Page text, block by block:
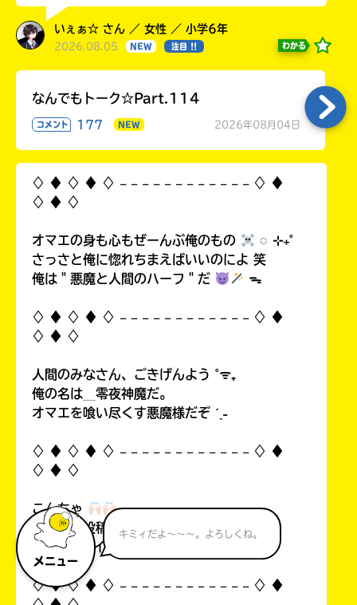
メニュー
キミィだよ～～～。よろしくね。
いぇぁ☆ さん ／ 女性 ／ 小学6年
2026.08.05 NEW 注目 !! わかる
なんでもトーク☆Part.114
コメント 177 NEW 2026年08月04日
♢ ♦︎ ♢ ♦︎ ♢ 𓐄 𓐄 𓐄 𓐄 𓐄 𓐄 𓐄 𓐄 𓐄 𓐄 𓐄 𓐄 ♢ ♦︎
♢ ♦︎ ♢
オマエの身も心もぜーんぶ俺のもの
◌ ⊹₊˚
さっさと俺に惚れちまえばいいのによ 笑
俺は＂悪魔と人間のハーフ＂だ
ᯓ
♢ ♦︎ ♢ ♦︎ ♢ 𓐄 𓐄 𓐄 𓐄 𓐄 𓐄 𓐄 𓐄 𓐄 𓐄 𓐄 𓐄 ♢ ♦︎
♢ ♦︎ ♢
人間のみなさん、ごきげんよう ˚ᯤ₊
俺の名は＿零夜神魔だ。
オマエを喰い尽くす悪魔様だぞ ˊˎ˗
♢ ♦︎ ♢ ♦︎ ♢ 𓐄 𓐄 𓐄 𓐄 𓐄 𓐄 𓐄 𓐄 𓐄 𓐄 𓐄 𓐄 ♢ ♦︎
♢ ♦︎ ♢
こんちゃ
自分の初投稿を見て俺思ったんすよ…！
中1なのにイタいって！((
♢ ♦︎ ♢ ♦︎ ♢ 𓐄 𓐄 𓐄 𓐄 𓐄 𓐄 𓐄 𓐄 𓐄 𓐄 𓐄 𓐄 ♢ ♦︎